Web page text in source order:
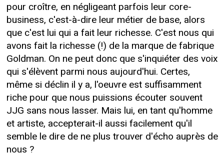
pour croître, en négligeant parfois leur core-
business, c'est-à-dire leur métier de base, alors
que c'est lui qui a fait leur richesse. C'est nous qui
avons fait la richesse (!) de la marque de fabrique
Goldman. On ne peut donc que s'inquiéter des voix
qui s'élèvent parmi nous aujourd'hui. Certes,
même si déclin il y a, l'oeuvre est suffisamment
riche pour que nous puissions écouter souvent
JJG sans nous lasser. Mais lui, en tant qu'homme
et artiste, accepterait-il aussi facilement qu'il
semble le dire de ne plus trouver d'écho auprès de
nous ?